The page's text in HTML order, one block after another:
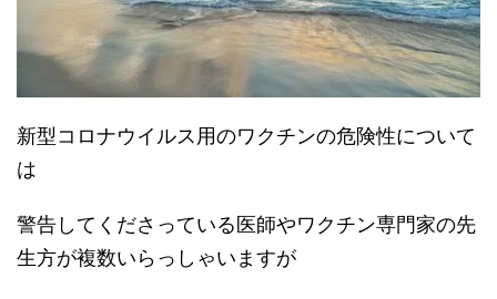
新型コロナウイルス用のワクチンの危険性について
は
警告してくださっている医師やワクチン専門家の先
生方が複数いらっしゃいますが